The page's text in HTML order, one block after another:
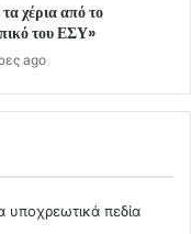
χέρια από το
του ΕΣΥ»
ago
υποχρεωτικά πεδία